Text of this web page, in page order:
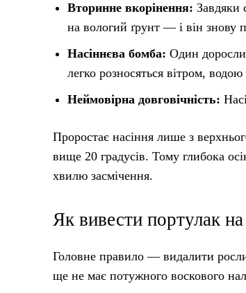
Вторинне вкорінення: Завдяки
на вологий ґрунт — і він знову
Насіннєва бомба: Один
легко розносяться вітром,
Неймовірна довговічність:
Проростає насіння лише з
вище 20 градусів. Тому глибока
хвилю засмічення.
Як вивести портулак
Головне правило — видалити
ще не має потужного воскового